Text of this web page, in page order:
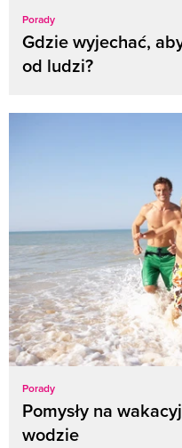
Porady
Gdzie wyjechać,
od ludzi?
Porady
Pomysły na
wodzie